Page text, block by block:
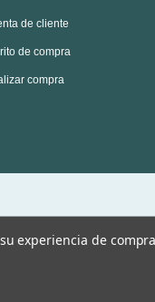
de cliente
de compra
compra
experiencia de